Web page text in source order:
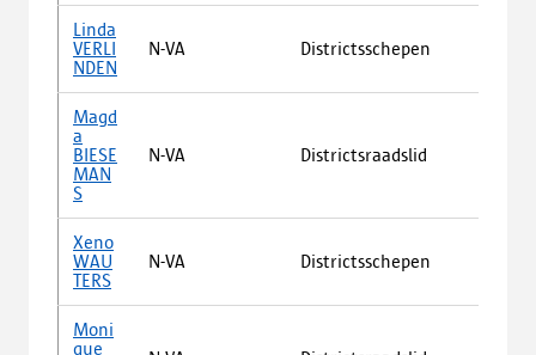
Linda
VERLI
NDEN
N-VA Districtsschepen
Magd
a
BIESE
MAN
S
N-VA Districtsraadslid
Xeno
WAU
TERS
N-VA Districtsschepen
Moni
que